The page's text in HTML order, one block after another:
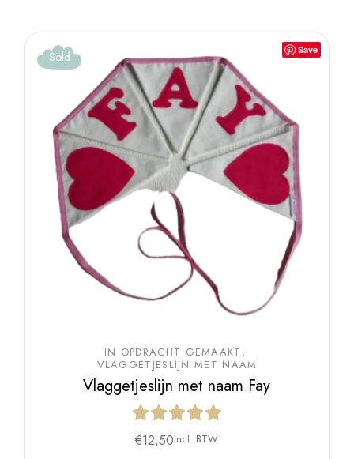
Save
Sold
IN OPDRACHT GEMAAKT
VLAGGETJESLIJN MET NAAM
Vlaggetjeslijn met naam Fay
€12,50Incl. BTW